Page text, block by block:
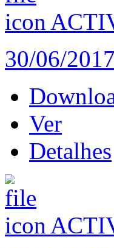
30/06/2017
Ver
Detalhes